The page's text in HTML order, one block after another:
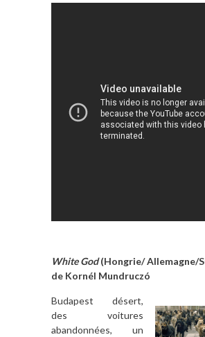
White God(Hongrie/ Allemagne/
de Kornél Mundruczó
Budapest désert,
des voitures
abandonnées, un